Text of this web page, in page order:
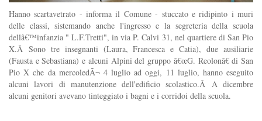
Hanno scartavetrato - informa il Comune - stuccato e ridipinto i muri
delle classi, sistemando anche l'ingresso e la segreteria della scuola
dellâ€™infanzia " L.F.Tretti", in via P. Calvi 31, nel quartiere di San Pio
X.Â Sono tre insegnanti (Laura, Francesca e Catia), due ausiliarie
(Fausta e Sebastiana) e alcuni Alpini del gruppo â€œG. Reolonâ€ di San
Pio X che da mercoledÃ¬ 4 luglio ad oggi, 11 luglio, hanno eseguito
alcuni lavori di manutenzione dell'edificio scolastico.Â A dicembre
alcuni genitori avevano tinteggiato i bagni e i corridoi della scuola.